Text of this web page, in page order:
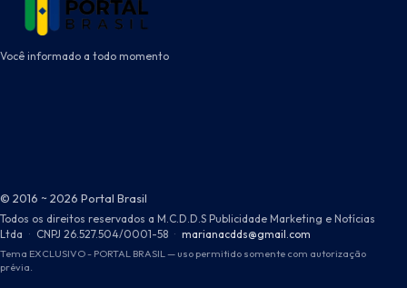
Você informado a todo momento
© 2016 ~ 2026 Portal Brasil
Todos os direitos reservados a M.C.D.D.S Publicidade Marketing e Notícias
Ltda · CNPJ 26.527.504/0001-58 · marianacdds@gmail.com
Tema EXCLUSIVO - PORTAL BRASIL — uso permitido somente com autorização
prévia.